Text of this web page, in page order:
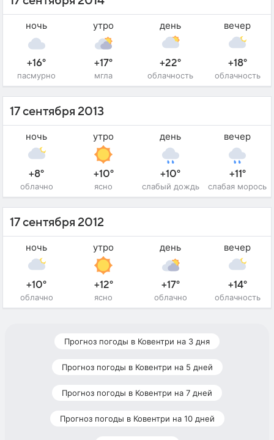
ночь
+16°
пасмурно
утро
+17°
мгла
день
+22°
облачность
вечер
+18°
облачность
17 сентября 2013
ночь
+8°
облачно
утро
+10°
ясно
день
+10°
слабый дождь
вечер
+11°
слабая морось
17 сентября 2012
ночь
+10°
облачно
утро
+12°
ясно
день
+17°
облачно
вечер
+14°
облачность
Прогноз погоды в Ковентри на 3 дня
Прогноз погоды в Ковентри на 5 дней
Прогноз погоды в Ковентри на 7 дней
Прогноз погоды в Ковентри на 10 дней